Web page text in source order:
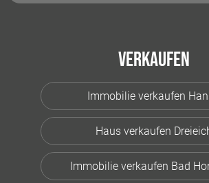
Verkaufen
Immobilie verkaufen
Haus verkaufen
Immobilie verkaufen Bad